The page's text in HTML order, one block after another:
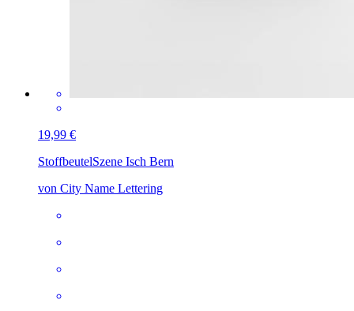
19,99 €
StoffbeutelSzene Isch Bern
von City Name Lettering